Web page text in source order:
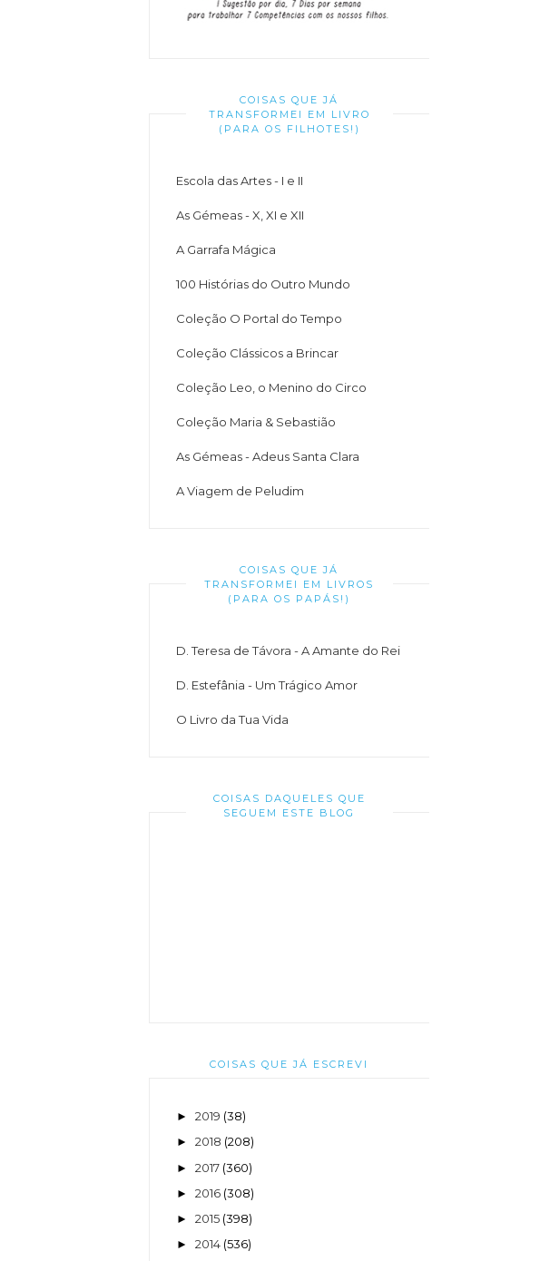
COISAS QUE JÁ
TRANSFORMEI EM LIVRO
(PARA OS FILHOTES!)
Escola das Artes - I e II
As Gémeas - X, XI e XII
A Garrafa Mágica
100 Histórias do Outro Mundo
Coleção O Portal do Tempo
Coleção Clássicos a Brincar
Coleção Leo, o Menino do Circo
Coleção Maria & Sebastião
As Gémeas - Adeus Santa Clara
A Viagem de Peludim
COISAS QUE JÁ
TRANSFORMEI EM LIVROS
(PARA OS PAPÁS!)
D. Teresa de Távora - A Amante do Rei
D. Estefânia - Um Trágico Amor
O Livro da Tua Vida
COISAS DAQUELES QUE
SEGUEM ESTE BLOG
COISAS QUE JÁ ESCREVI
► 2019 (38)
► 2018 (208)
► 2017 (360)
► 2016 (308)
► 2015 (398)
► 2014 (536)